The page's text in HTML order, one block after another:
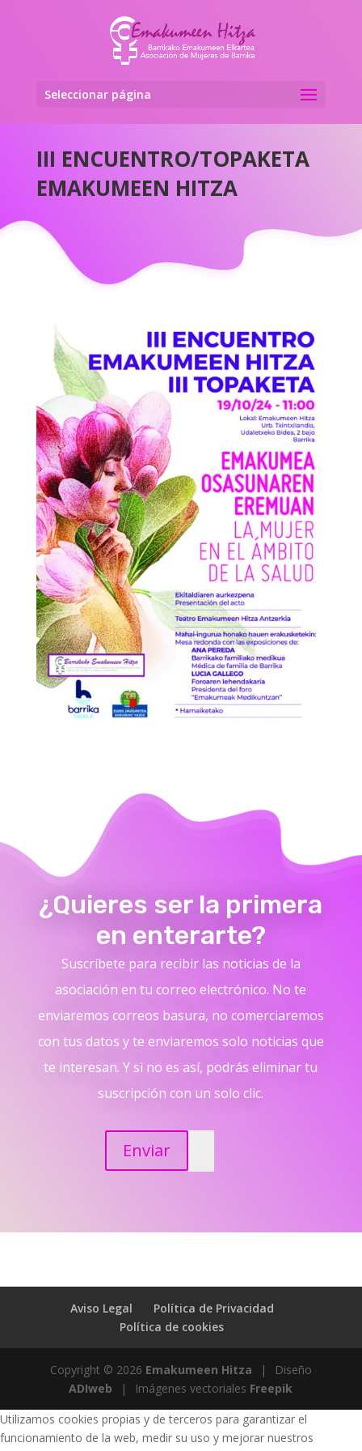
Seleccionar página
III ENCUENTRO/TOPAKETA
EMAKUMEEN HITZA
¿Quieres ser la primera
en enterarte?
Suscríbete para recibir las noticias de la
asociación en tu correo electrónico. No te
enviaremos correos basura, no comerciaremos
con tus datos y te enviaremos solo noticias que
te interesan. Y si no es así, podrás eliminar tu
suscripción con un solo clic.
Enviar
Aviso Legal
Política de Privacidad
Política de cookies
Copyright © 2026 Emakumeen Hitza |
Diseño
ADIweb
| Imágenes vectoriales Freepik
Utilizamos cookies propias y de terceros para garantizar el
funcionamiento de la web, medir su uso y mejorar nuestros